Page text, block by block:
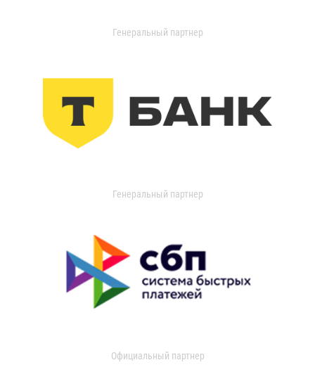
Генеральный партнер
Генеральный партнер
Официальный партнер